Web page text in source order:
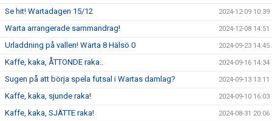
Se hit! Wartadagen 15/12 2024-12-09 10:39
Warta arrangerade sammandrag! 2024-12-08 14:51
Urladdning på vallen! Warta 8 Hälsö 0 2024-09-23 14:45
Kaffe, kaka, ÅTTONDE raka.. 2024-09-16 14:34
Sugen på att börja spela futsal i Wartas damlag? 2024-09-13 13:11
Kaffe, kaka, sjunde raka! 2024-09-10 16:03
Kaffe, kaka, SJÄTTE raka! 2024-08-31 20:06